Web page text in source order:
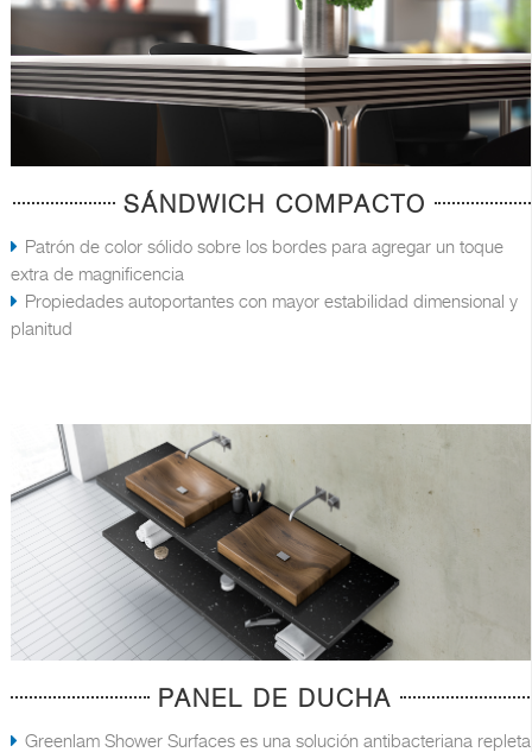
SÁNDWICH COMPACTO
Patrón de color sólido sobre los bordes para agregar un toque
extra de magnificencia
Propiedades autoportantes con mayor estabilidad dimensional y
planitud
PANEL DE DUCHA
Greenlam Shower Surfaces es una solución antibacteriana repleta